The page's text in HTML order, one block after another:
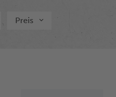
Preis